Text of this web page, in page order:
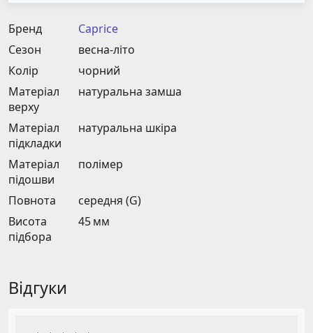
Бренд
Caprice
Сезон
весна-літо
Колір
чорний
Матеріал
верху
натуральна замша
Матеріал
підкладки
натуральна шкіра
Матеріал
підошви
полімер
Повнота
середня (G)
Висота
підбора
45 мм
Відгуки